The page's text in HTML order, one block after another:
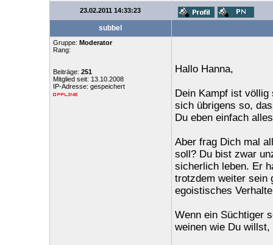
23.02.2011 14:33:23
subbel
Gruppe: Moderator
Rang:
Beiträge: 251
Mitglied seit: 13.10.2008
IP-Adresse: gespeichert
Hallo Hanna,
Dein Kampf ist
sich übrigens so,
Du eben einfach
Aber frag Dich mal
soll? Du bist zwar
sicherlich leben. Er
trotzdem weiter sein
egoistisches
Wenn ein Süchtiger
weinen wie Du